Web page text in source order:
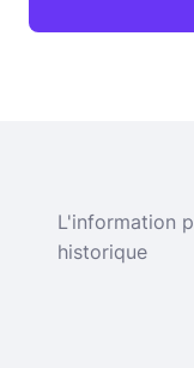
L'information
historique